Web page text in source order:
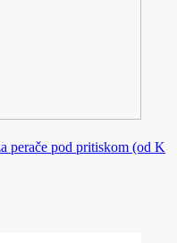
perače pod pritiskom (od K